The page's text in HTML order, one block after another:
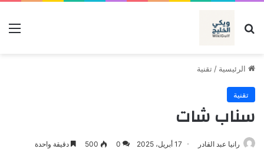
بحث عن
الرئيسية / تقنية
تقنية
سناب شات
رانيا عبد القادر 17 أبريل، 2025 0
500 دقيقة واحدة